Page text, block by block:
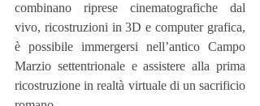
combinano riprese cinematografiche dal
vivo, ricostruzioni in 3D e computer grafica,
è possibile immergersi nell’antico Campo
Marzio settentrionale e assistere alla prima
ricostruzione in realtà virtuale di un sacrificio